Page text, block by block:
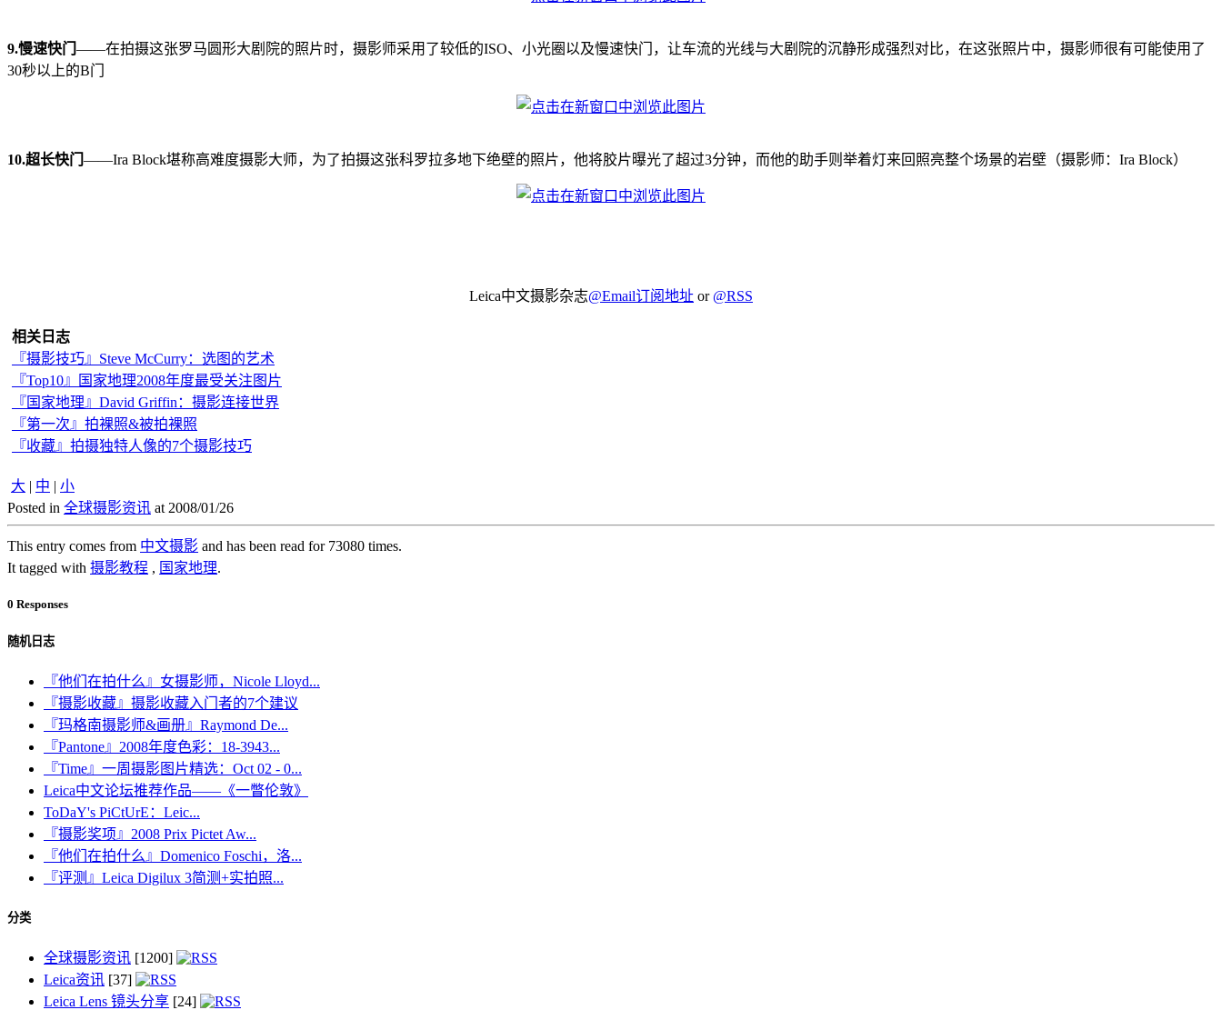
9.慢速快门 ——在拍摄这张罗马圆形大剧院的照片时，摄影师采用了较低的ISO、小光圈以及慢速快门，让车流的光线与大剧院的沉静形成强烈对比，在这张照片中，摄影师很有可能使用了
30秒以上的B门
10.超长快门 ——Ira Block堪称高难度摄影大师，为了拍摄这张科罗拉多地下绝壁的照片，他将胶片曝光了超过3分钟，而他的助手则举着灯来回照亮整个场景的岩壁（摄影师：Ira Block）
Leica中文摄影杂志@Email订阅地址 or @RSS
相关日志
『摄影技巧』Steve McCurry：选图的艺术
『Top10』国家地理2008年度最受关注图片
『国家地理』David Griffin：摄影连接世界
『第一次』拍裸照&被拍裸照
『收藏』拍摄独特人像的7个摄影技巧
大 | 中 | 小
Posted in 全球摄影资讯 at 2008/01/26
This entry comes from 中文摄影 and has been read for 73080 times.
It tagged with 摄影教程 , 国家地理.
0 Responses
随机日志
『他们在拍什么』女摄影师，Nicole Lloyd...
『摄影收藏』摄影收藏入门者的7个建议
『玛格南摄影师&画册』Raymond De...
『Pantone』2008年度色彩：18-3943...
『Time』一周摄影图片精选：Oct 02 - 0...
Leica中文论坛推荐作品——《一瞥伦敦》
ToDaY's PiCtUrE：Leic...
『摄影奖项』2008 Prix Pictet Aw...
『他们在拍什么』Domenico Foschi，洛...
『评测』Leica Digilux 3简测+实拍照...
分类
全球摄影资讯 [1200]
Leica资讯 [37]
Leica Lens 镜头分享 [24]